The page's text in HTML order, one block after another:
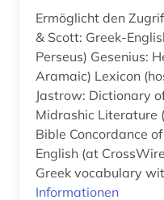
brauchtum (1)
brief (2)
briefsammlung (2)
Polen (2)
Rheinland-
Rumänien (1)
Ermöglicht den Zugriff auf: Full &
& Scott: Greek-
Perseus) Gesenius: Hebrew & Chaldee (ie
Aramaic) Lexicon
Jastrow: Dictionary
Midrashic Literature (hosted at TyndaleArchive)
Bible Concordance
English (at CrossWire) Bible
Greek vocabulary
Informationen